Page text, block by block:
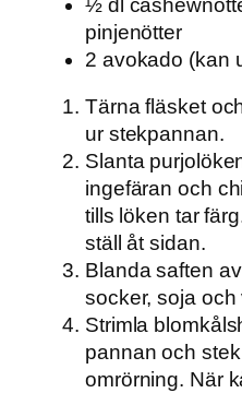
½ dl
pinjenötter
2 avokado (kan
Tärna fläsket
ur stekpannan.
Slanta
ingefäran och
tills löken tar
ställ åt sidan.
Blanda saften
socker, soja och
Strimla
pannan och
omrörning. När